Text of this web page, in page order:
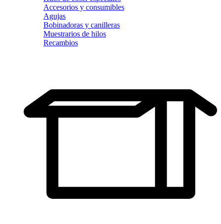
Accesorios y consumibles
Agujas
Bobinadoras y canilleras
Muestrarios de hilos
Recambios